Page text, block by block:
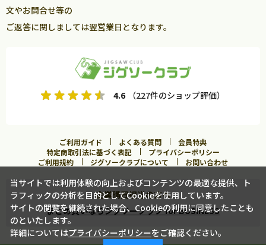
文やお問合せ等の
ご返答に関しましては翌営業日となります。
4.6 （227件のショップ評価）
ご利用ガイド よくある質問
会員特典
特定商取引法に基づく表記
プライバシーポリシー
ご利用規約
ジグソークラブについて お問い合わせ
企業購買担当の方へ
まとめ買いならジグソークラブ for BUSINESS
当サイトでは利用体験の向上およびコンテンツの最適な提供、ト
ラフィックの分析を目的としてCookieを使用しています。
サイトの閲覧を継続された場合、Cookieの利用に同意したことも
のといたします。
詳細についてはプライバシーポリシーをご確認ください。